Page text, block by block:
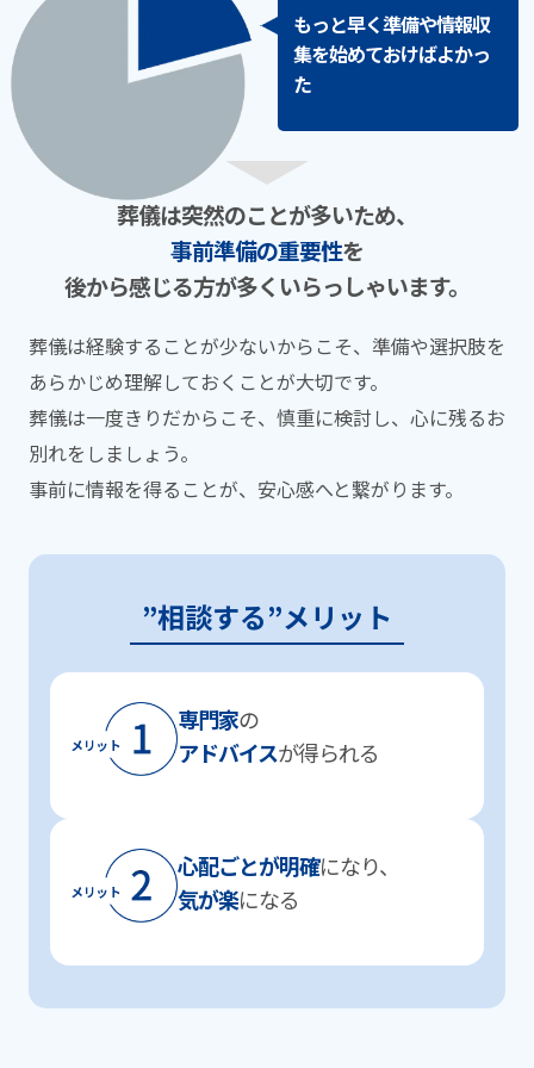
もっと早く準備や情報収
集を始めておけばよかっ
た
葬儀は突然のことが多いため、
事前準備の重要性を
後から感じる⽅が多くいらっしゃいます。
葬儀は経験することが少ないからこそ、準備や選択肢を
あらかじめ理解しておくことが⼤切です。
葬儀は⼀度きりだからこそ、慎重に検討し、⼼に残るお
別れをしましょう。
事前に情報を得ることが、安⼼感へと繋がります。
”相談する”メリット
専⾨家の
アドバイスが得られる
⼼配ごとが明確になり、
気が楽になる